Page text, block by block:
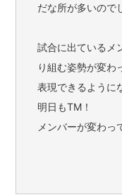
だな所が多いので
試合に出ているメ
り組む姿勢が変わ
表現できるように
明日もTM！
メンバーが変わっ